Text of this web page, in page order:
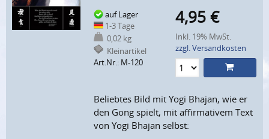
auf Lager
1-3 Tage
0,02 kg
Kleinartikel
Art.Nr.: M-120
4,95 €
Inkl. 19% MwSt.
zzgl. Versandkosten
Beliebtes Bild mit Yogi Bhajan, wie er
den Gong spielt, mit affirmativem Text
von Yogi Bhajan selbst: